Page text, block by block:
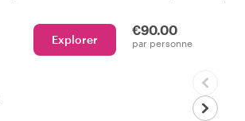
Explorer
€90.00
par personne